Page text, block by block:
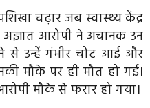
चढ़ार जब स्वास्थ्य केंद्र
अज्ञात आरोपी ने अचानक उन
से उन्हें गंभीर चोट आई और
मौके पर ही मौत हो गई।
मौके से फरार हो गया।